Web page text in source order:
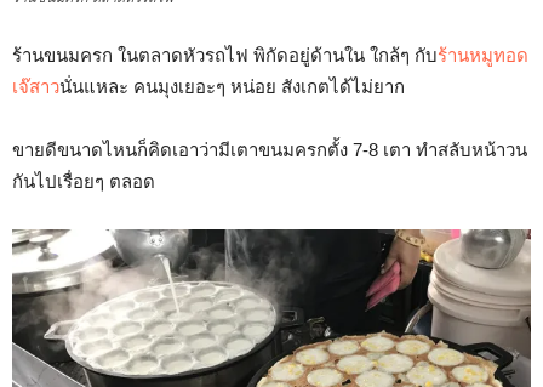
ร้านขนมครก ในตลาดหัวรถไฟ พิกัดอยู่ด้านใน ใกล้ๆ กับร้านหมูทอด
เจ๊สาวนั่นแหละ คนมุงเยอะๆ หน่อย สังเกตได้ไม่ยาก
ขายดีขนาดไหนก็คิดเอาว่ามีเตาขนมครกตั้ง 7-8 เตา ทำสลับหน้าวน
กันไปเรื่อยๆ ตลอด